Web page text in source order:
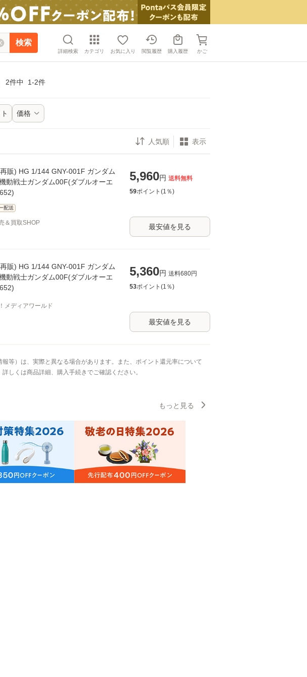
検索
詳細検索 カテゴリ お気に入り 閲覧履歴 購入履歴 かご
2件中 1-2件
価格
表示
販) HG 1/144 GNY-001F ガンダム
動戦士ガンダム00F(ダブルオーエ
配送
＆買取SHOP
5,960円 送料無料
59ポイント(1 ％)
最安値を見る
販) HG 1/144 GNY-001F ガンダム
動戦士ガンダム00F(ダブルオーエ
メディアワールド
5,360円 送料680円
53ポイント(1 ％)
最安値を見る
等）は、実際と異なる場合があります。また、ポイント還元率について
しくは商品詳細、購入手続きでご確認ください。
もっと見る